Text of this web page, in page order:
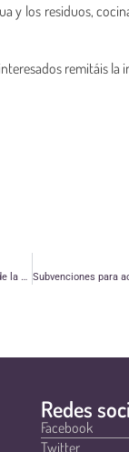
y los residuos,
remitáis la
Curso de formación Nivel 2 “Ciudadanía Global: ¿Es posible trabajarla en el aula? Desafíos actuales” de la FAS
Redes
Facebook
Twitter